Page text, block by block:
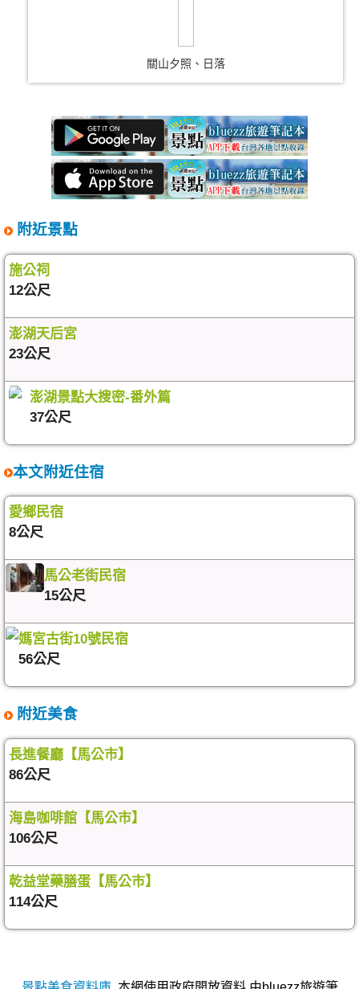
關山夕照、日落
附近景點
施公祠
12公尺
澎湖天后宮
23公尺
澎湖景點大搜密-番外篇
37公尺
本文附近住宿
愛鄉民宿
8公尺
馬公老街民宿
15公尺
媽宮古街10號民宿
56公尺
附近美食
長進餐廳【馬公市】
86公尺
海島咖啡館【馬公市】
106公尺
乾益堂藥膳蛋【馬公市】
114公尺